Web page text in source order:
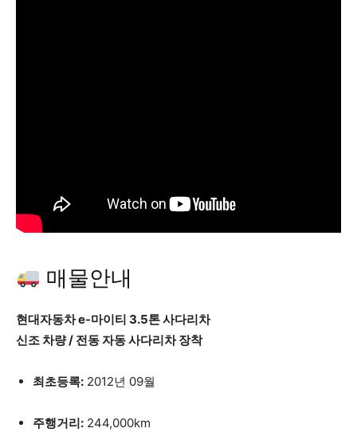
매물안내
현대자동차e-마이티 3.5톤 사다리차
신조 차량 / 전동 자동 사다리차 장착
최초등록: 2012년 09월
주행거리: 244,000km